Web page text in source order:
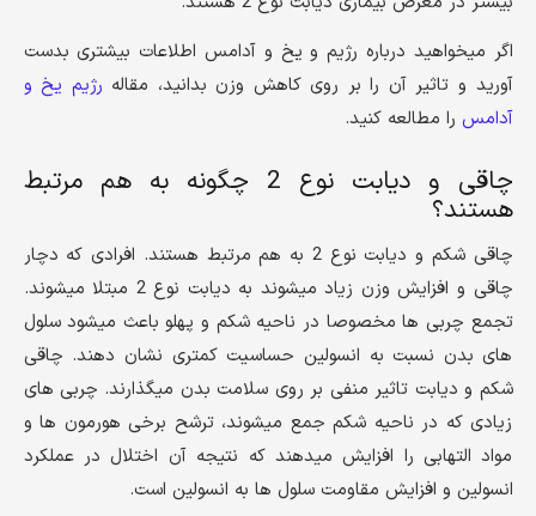
اگر میخواهید درباره رژیم و یخ و آدامس اطلاعات بیشتری بدست
آورید و تاثیر آن را بر روی کاهش وزن بدانید، مقاله رژیم یخ و
آدامس را مطالعه کنید.
چاقی و دیابت نوع 2 چگونه به هم مرتبط
هستند؟
چاقی شکم و دیابت نوع 2 به هم مرتبط هستند. افرادی که دچار
چاقی و افزایش وزن زیاد میشوند به دیابت نوع 2 مبتلا میشوند.
تجمع چربی ها مخصوصا در ناحیه شکم و پهلو باعث میشود سلول
های بدن نسبت به انسولین حساسیت کمتری نشان دهند. چاقی
شکم و دیابت تاثیر منفی بر روی سلامت بدن میگذارند. چربی های
زیادی که در ناحیه شکم جمع میشوند، ترشح برخی هورمون ها و
مواد التهابی را افزایش میدهند که نتیجه آن اختلال در عملکرد
انسولین و افزایش مقاومت سلول ها به انسولین است.